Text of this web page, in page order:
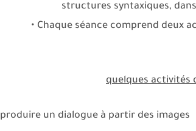
structures syntaxiques,
• Chaque séance comprend deux
quelques activités
produire un dialogue à partir des images